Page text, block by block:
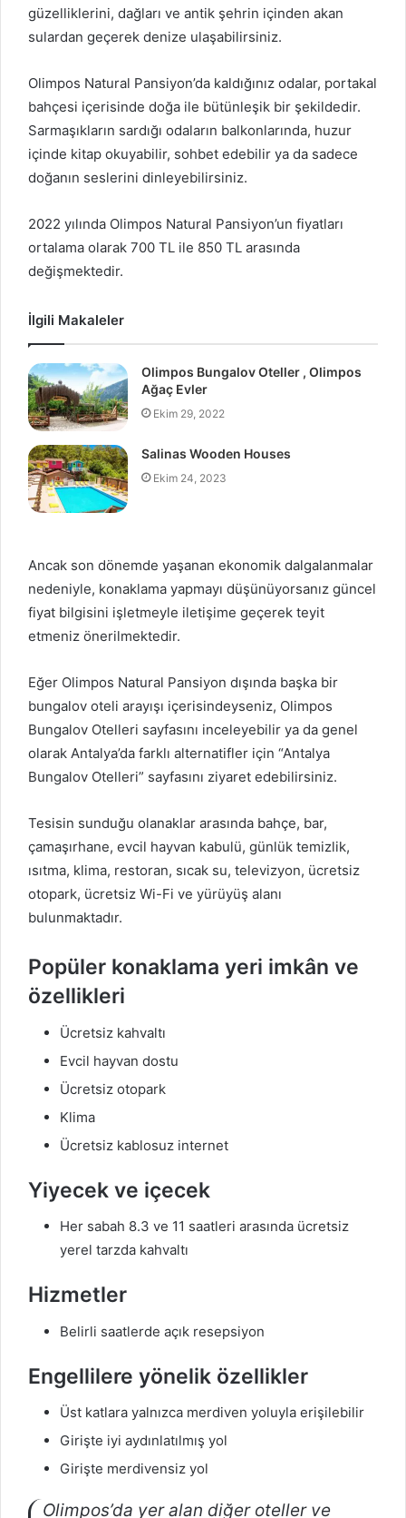
güzelliklerini, dağları ve antik şehrin içinden akan
sulardan geçerek denize ulaşabilirsiniz.
Olimpos Natural Pansiyon’da kaldığınız odalar, portakal
bahçesi içerisinde doğa ile bütünleşik bir şekildedir.
Sarmaşıkların sardığı odaların balkonlarında, huzur
içinde kitap okuyabilir, sohbet edebilir ya da sadece
doğanın seslerini dinleyebilirsiniz.
2022 yılında Olimpos Natural Pansiyon’un fiyatları
ortalama olarak 700 TL ile 850 TL arasında
değişmektedir.
İlgili Makaleler
Olimpos Bungalov Oteller , Olimpos
Ağaç Evler
Ekim 29, 2022
Salinas Wooden Houses
Ekim 24, 2023
Ancak son dönemde yaşanan ekonomik dalgalanmalar
nedeniyle, konaklama yapmayı düşünüyorsanız güncel
fiyat bilgisini işletmeyle iletişime geçerek teyit
etmeniz önerilmektedir.
Eğer Olimpos Natural Pansiyon dışında başka bir
bungalov oteli arayışı içerisindeyseniz, Olimpos
Bungalov Otelleri sayfasını inceleyebilir ya da genel
olarak Antalya’da farklı alternatifler için “Antalya
Bungalov Otelleri” sayfasını ziyaret edebilirsiniz.
Tesisin sunduğu olanaklar arasında bahçe, bar,
çamaşırhane, evcil hayvan kabulü, günlük temizlik,
ısıtma, klima, restoran, sıcak su, televizyon, ücretsiz
otopark, ücretsiz Wi-Fi ve yürüyüş alanı
bulunmaktadır.
Popüler konaklama yeri imkân ve
özellikleri
Ücretsiz kahvaltı
Evcil hayvan dostu
Ücretsiz otopark
Klima
Ücretsiz kablosuz internet
Yiyecek ve içecek
Her sabah 8.3 ve 11 saatleri arasında ücretsiz
yerel tarzda kahvaltı
Hizmetler
Belirli saatlerde açık resepsiyon
Engellilere yönelik özellikler
Üst katlara yalnızca merdiven yoluyla erişilebilir
Girişte iyi aydınlatılmış yol
Girişte merdivensiz yol
Olimpos’da yer alan diğer oteller ve